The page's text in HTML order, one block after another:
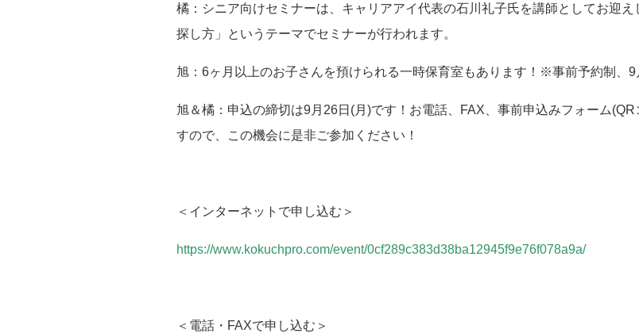
橘：シニア向けセミナーは、キャリアアイ代表の石川礼子氏を講師としてお迎
探し方」というテーマでセミナーが行われます。
旭： 6ヶ月以上のお子さんを預けられる一時保育室もあります！※事前予約制、 9
旭＆橘：申込の締切は9月 26日 (月 )です！お電話、 FAX 、事前申込みフォーム(QR
すので、この機会に是非ご参加ください！
＜インターネットで申し込む＞
https://www.kokuchpro.com/event/0cf289c383d38ba12945f9e76f078a9a/
＜電話・ FAXで申し込む＞